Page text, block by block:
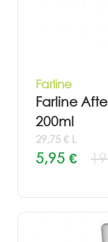
Farline
Farline
200ml
29,75 € L
5,95 €